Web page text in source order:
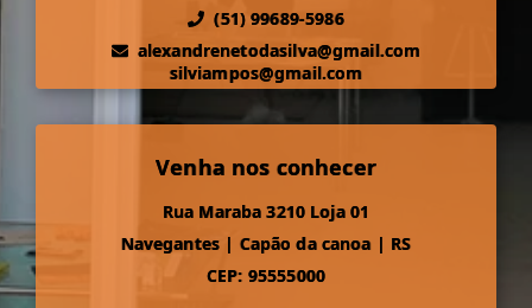
(51) 99689-5986
alexandrenetodasilva@gmail.com
silviampos@gmail.com
Venha nos conhecer
Rua Maraba 3210 Loja 01
Navegantes | Capão da canoa | RS
CEP: 95555000